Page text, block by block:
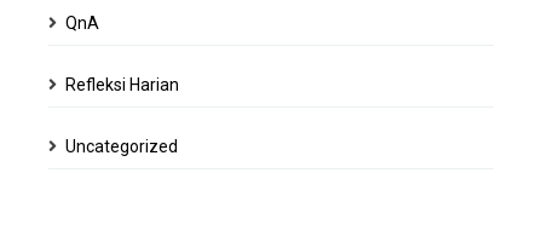
QnA
Refleksi Harian
Uncategorized